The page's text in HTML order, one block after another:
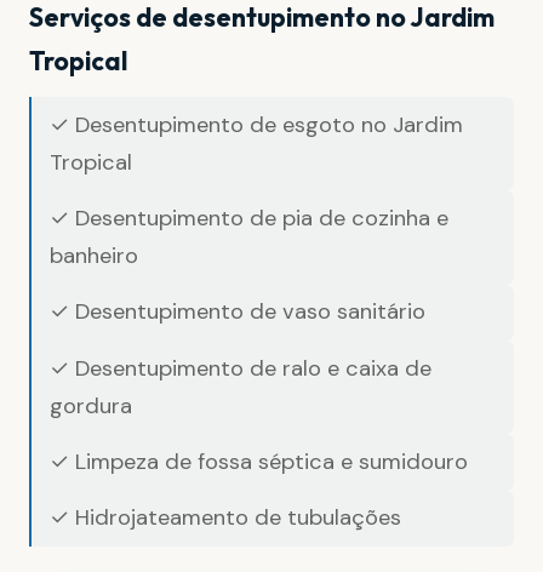
Serviços de desentupimento no Jardim
Tropical
✓ Desentupimento de esgoto no Jardim
Tropical
✓ Desentupimento de pia de cozinha e
banheiro
✓ Desentupimento de vaso sanitário
✓ Desentupimento de ralo e caixa de
gordura
✓ Limpeza de fossa séptica e sumidouro
✓ Hidrojateamento de tubulações